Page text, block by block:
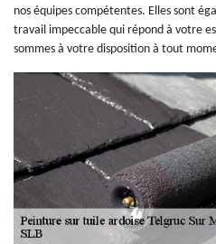
nos équipes compétentes. Elles sont
travail impeccable qui répond à votre
sommes à votre disposition à tout